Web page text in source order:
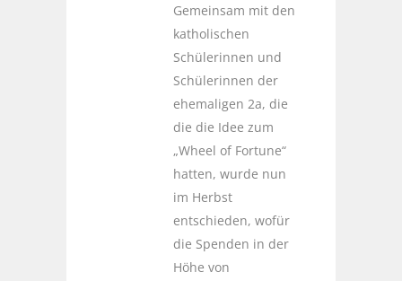
Gemeinsam mit den
katholischen
Schülerinnen und
Schülerinnen der
ehemaligen 2a, die
die die Idee zum
„Wheel of Fortune“
hatten, wurde nun
im Herbst
entschieden, wofür
die Spenden in der
Höhe von